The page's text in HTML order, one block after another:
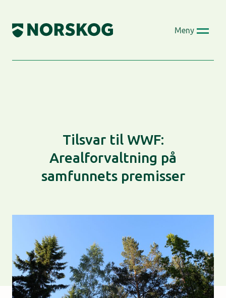
content
Meny
Tilsvar til WWF:
Arealforvaltning på
samfunnets premisser